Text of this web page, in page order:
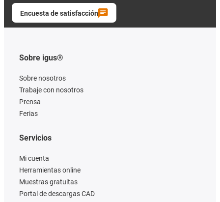
Encuesta de satisfacción
Sobre igus®
Sobre nosotros
Trabaje con nosotros
Prensa
Ferias
Servicios
Mi cuenta
Herramientas online
Muestras gratuitas
Portal de descargas CAD